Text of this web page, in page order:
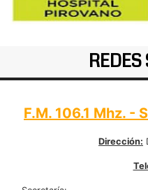
F.M. 106.1 Mhz. -
Dirección: